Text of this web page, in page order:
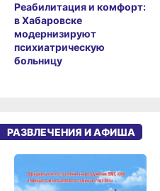
Реабилитация и комфорт:
в Хабаровске
модернизируют
психиатрическую
больницу
РАЗВЛЕЧЕНИЯ И АФИША